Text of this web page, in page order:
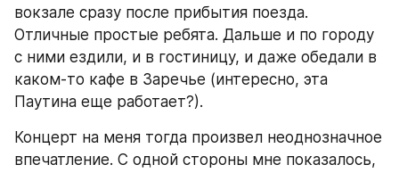
вокзале сразу после прибытия поезда.
Отличные простые ребята. Дальше и по городу
с ними ездили, и в гостиницу, и даже обедали в
каком-то кафе в Заречье (интересно, эта
Паутина еще работает?).
Концерт на меня тогда произвел неоднозначное
впечатление. С одной стороны мне показалось,